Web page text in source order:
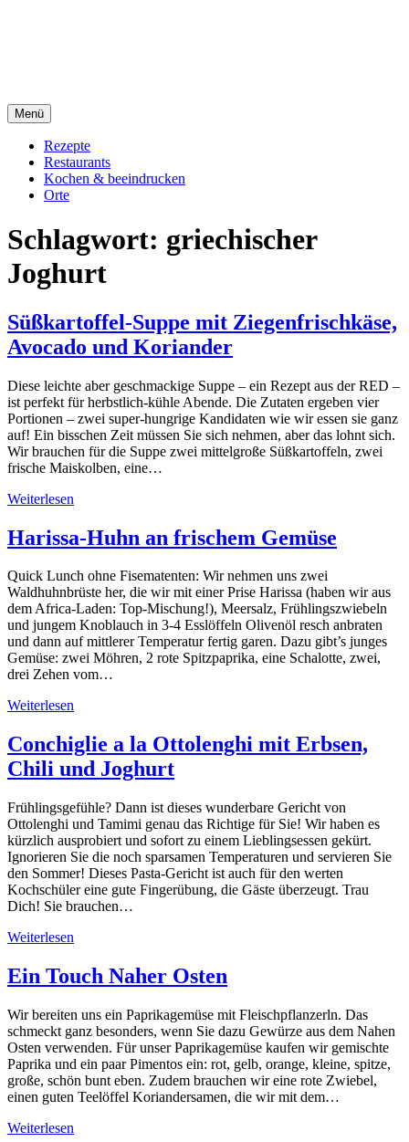
Menü
Rezepte
Restaurants
Kochen & beeindrucken
Orte
Schlagwort: griechischer
Joghurt
Süßkartoffel-Suppe mit Ziegenfrischkäse,
Avocado und Koriander
Diese leichte aber geschmackige Suppe – ein Rezept aus der RED –
ist perfekt für herbstlich-kühle Abende. Die Zutaten ergeben vier
Portionen – zwei super-hungrige Kandidaten wie wir essen sie ganz
auf! Ein bisschen Zeit müssen Sie sich nehmen, aber das lohnt sich.
Wir brauchen für die Suppe zwei mittelgroße Süßkartoffeln, zwei
frische Maiskolben, eine…
Weiterlesen
Harissa-Huhn an frischem Gemüse
Quick Lunch ohne Fisematenten: Wir nehmen uns zwei
Waldhuhnbrüste her, die wir mit einer Prise Harissa (haben wir aus
dem Africa-Laden: Top-Mischung!), Meersalz, Frühlingszwiebeln
und jungem Knoblauch in 3-4 Esslöffeln Olivenöl resch anbraten
und dann auf mittlerer Temperatur fertig garen. Dazu gibt’s junges
Gemüse: zwei Möhren, 2 rote Spitzpaprika, eine Schalotte, zwei,
drei Zehen vom…
Weiterlesen
Conchiglie a la Ottolenghi mit Erbsen,
Chili und Joghurt
Frühlingsgefühle? Dann ist dieses wunderbare Gericht von
Ottolenghi und Tamimi genau das Richtige für Sie! Wir haben es
kürzlich ausprobiert und sofort zu einem Lieblingsessen gekürt.
Ignorieren Sie die noch sparsamen Temperaturen und servieren Sie
den Sommer! Dieses Pasta-Gericht ist auch für den werten
Kochschüler eine gute Fingerübung, die Gäste überzeugt. Trau
Dich! Sie brauchen…
Weiterlesen
Ein Touch Naher Osten
Wir bereiten uns ein Paprikagemüse mit Fleischpflanzerln. Das
schmeckt ganz besonders, wenn Sie dazu Gewürze aus dem Nahen
Osten verwenden. Für unser Paprikagemüse kaufen wir gemischte
Paprika und ein paar Pimentos ein: rot, gelb, orange, kleine, spitze,
große, schön bunt eben. Zudem brauchen wir eine rote Zwiebel,
einen guten Teelöffel Koriandersamen, die wir mit dem…
Weiterlesen